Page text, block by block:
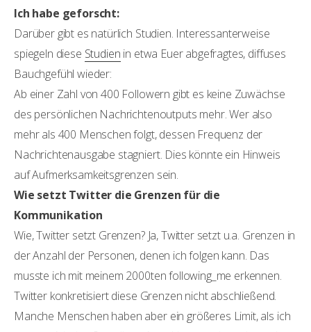
Ich habe geforscht:
Darüber gibt es natürlich Studien. Interessanterweise
spiegeln diese Studien in etwa Euer abgefragtes, diffuses
Bauchgefühl wieder:
Ab einer Zahl von 400 Followern gibt es keine Zuwächse
des persönlichen Nachrichtenoutputs mehr. Wer also
mehr als 400 Menschen folgt, dessen Frequenz der
Nachrichtenausgabe stagniert. Dies könnte ein Hinweis
auf Aufmerksamkeitsgrenzen sein.
Wie setzt Twitter die Grenzen für die
Kommunikation
Wie, Twitter setzt Grenzen? Ja, Twitter setzt u.a. Grenzen in
der Anzahl der Personen, denen ich folgen kann. Das
musste ich mit meinem 2000ten following_me erkennen.
Twitter konkretisiert diese Grenzen nicht abschließend.
Manche Menschen haben aber ein größeres Limit, als ich